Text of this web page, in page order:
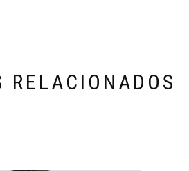
RELACIONADOS